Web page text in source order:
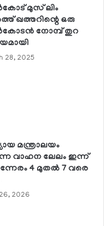
മുസ് ലിം
ഖത്തറിന്റെ ഒരു
നോമ്പ് തുറ
28, 2025
മന്ത്രാലയം
വാഹന ലേലം ഇന്ന്
4 മുതല്‍ 7 വരെ
2026